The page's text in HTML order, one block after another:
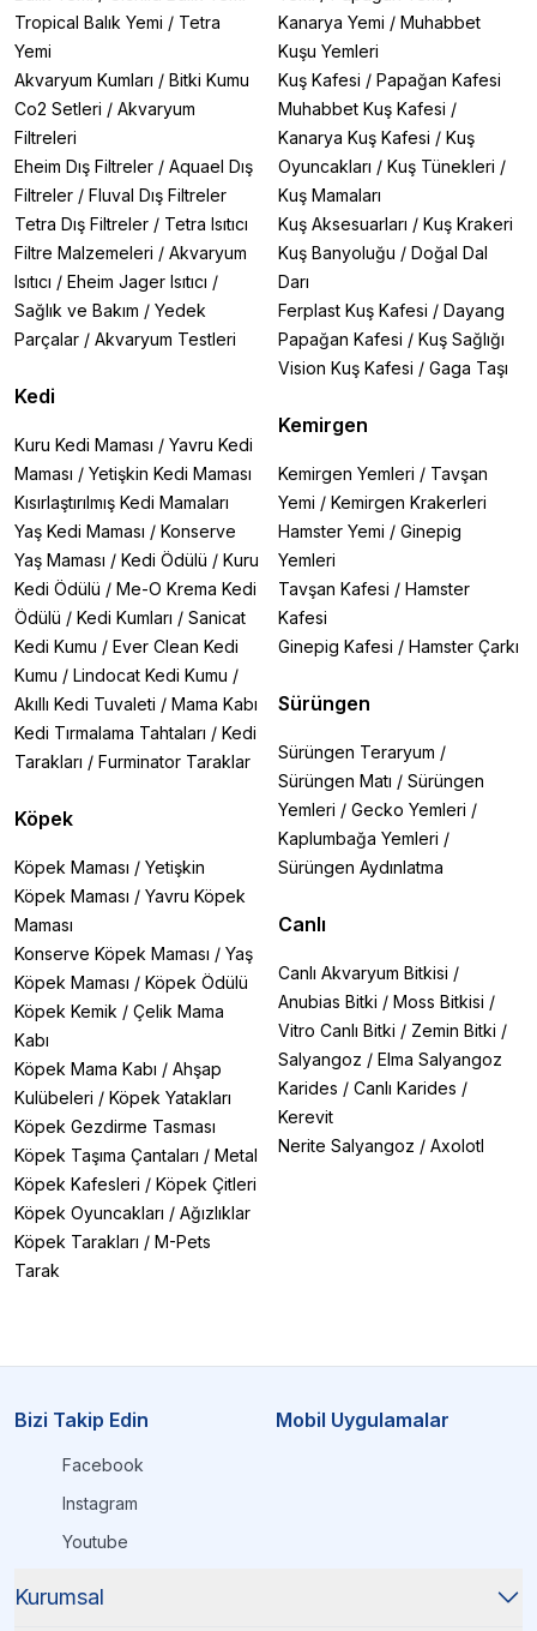
Tropical Balık Yemi / Tetra
Yemi
Akvaryum Kumları / Bitki Kumu
Co2 Setleri / Akvaryum
Filtreleri
Eheim Dış Filtreler / Aquael Dış
Filtreler / Fluval Dış Filtreler
Tetra Dış Filtreler / Tetra Isıtıcı
Filtre Malzemeleri / Akvaryum
Isıtıcı / Eheim Jager Isıtıcı /
Sağlık ve Bakım / Yedek
Parçalar / Akvaryum Testleri
Kedi
Kuru Kedi Maması / Yavru Kedi
Maması / Yetişkin Kedi Maması
Kısırlaştırılmış Kedi Mamaları
Yaş Kedi Maması / Konserve
Yaş Maması / Kedi Ödülü / Kuru
Kedi Ödülü / Me-O Krema Kedi
Ödülü / Kedi Kumları / Sanicat
Kedi Kumu / Ever Clean Kedi
Kumu / Lindocat Kedi Kumu /
Akıllı Kedi Tuvaleti / Mama Kabı
Kedi Tırmalama Tahtaları / Kedi
Tarakları / Furminator Taraklar
Köpek
Köpek Maması / Yetişkin
Köpek Maması / Yavru Köpek
Maması
Konserve Köpek Maması / Yaş
Köpek Maması / Köpek Ödülü
Köpek Kemik / Çelik Mama
Kabı
Köpek Mama Kabı / Ahşap
Kulübeleri / Köpek Yatakları
Köpek Gezdirme Tasması
Köpek Taşıma Çantaları / Metal
Köpek Kafesleri / Köpek Çitleri
Köpek Oyuncakları / Ağızlıklar
Köpek Tarakları / M-Pets
Tarak
Kanarya Yemi / Muhabbet
Kuşu Yemleri
Kuş Kafesi / Papağan Kafesi
Muhabbet Kuş Kafesi /
Kanarya Kuş Kafesi / Kuş
Oyuncakları / Kuş Tünekleri /
Kuş Mamaları
Kuş Aksesuarları / Kuş Krakeri
Kuş Banyoluğu / Doğal Dal
Darı
Ferplast Kuş Kafesi / Dayang
Papağan Kafesi / Kuş Sağlığı
Vision Kuş Kafesi / Gaga Taşı
Kemirgen
Kemirgen Yemleri / Tavşan
Yemi / Kemirgen Krakerleri
Hamster Yemi / Ginepig
Yemleri
Tavşan Kafesi / Hamster
Kafesi
Ginepig Kafesi / Hamster Çarkı
Sürüngen
Sürüngen Teraryum /
Sürüngen Matı / Sürüngen
Yemleri / Gecko Yemleri /
Kaplumbağa Yemleri /
Sürüngen Aydınlatma
Canlı
Canlı Akvaryum Bitkisi /
Anubias Bitki / Moss Bitkisi /
Vitro Canlı Bitki / Zemin Bitki /
Salyangoz / Elma Salyangoz
Karides / Canlı Karides /
Kerevit
Nerite Salyangoz / Axolotl
Bizi Takip Edin
Facebook
Instagram
Youtube
Mobil Uygulamalar
Kurumsal